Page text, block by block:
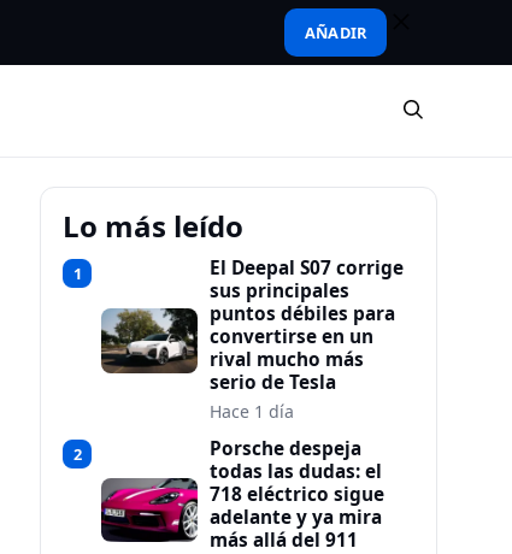
AÑADIR
Lo más leído
1
El Deepal S07 corrige
sus principales
puntos débiles para
convertirse en un
rival mucho más
serio de Tesla
Hace 1 día
2
Porsche despeja
todas las dudas: el
718 eléctrico sigue
adelante y ya mira
más allá del 911